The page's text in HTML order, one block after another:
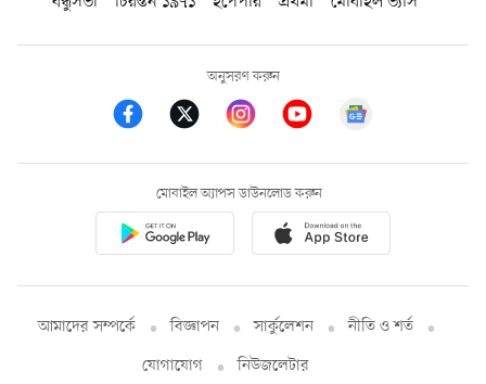
অনুসরণ করুন
মোবাইল অ্যাপস ডাউনলোড করুন
আমাদের সম্পর্কে বিজ্ঞাপন সার্কুলেশন
নীতি ও শর্ত
যোগাযোগ
নিউজলেটার